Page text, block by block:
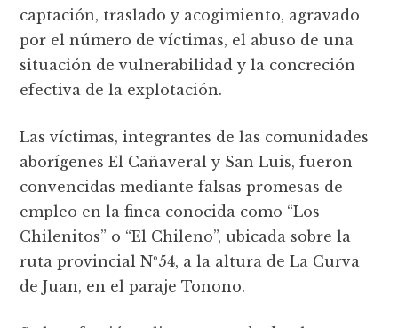
captación, traslado y acogimiento, agravado
por el número de víctimas, el abuso de una
situación de vulnerabilidad y la concreción
efectiva de la explotación.
Las víctimas, integrantes de las comunidades
aborígenes El Cañaveral y San Luis, fueron
convencidas mediante falsas promesas de
empleo en la finca conocida como “Los
Chilenitos” o “El Chileno”, ubicada sobre la
ruta provincial Nº54, a la altura de La Curva
de Juan, en el paraje Tonono.